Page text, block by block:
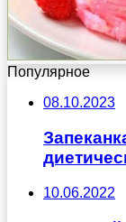
Популярное
08.10.2023
10.06.2022